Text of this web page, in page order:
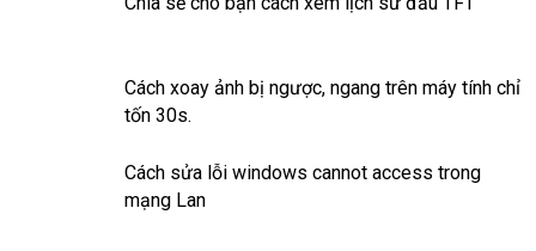
Cách xoay ảnh bị ngược, ngang trên máy tính chỉ
tốn 30s.
Cách sửa lỗi windows cannot access trong
mạng Lan